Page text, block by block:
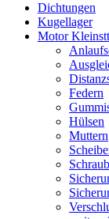
Dichtungen
Kugellager
Motor
Federn
Hülsen
Muttern